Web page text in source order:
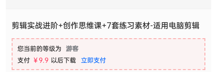
剪辑实战进阶+创作思维课+7套练习素材-适用电脑剪辑
您当前的等级为 游客
支付 ￥9.9 以后下载 立即支付